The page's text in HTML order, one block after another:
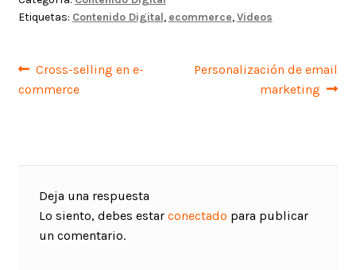
Etiquetas: Contenido Digital, ecommerce,Videos
Navegación
de
Anterior:
Cross-selling en e-
commerce
Siguiente:
Personalización de email
marketing
Deja una respuesta
Lo siento, debes estar conectado para publicar
un comentario.